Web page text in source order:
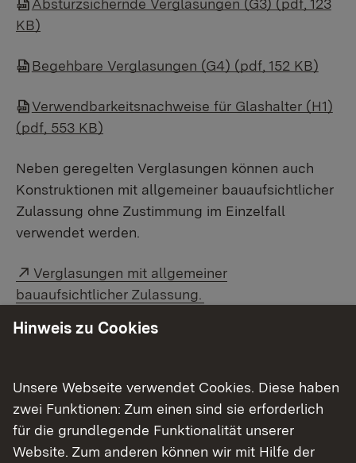
KB)
Begehbare Verglasungen (G4) (pdf, 152 KB)
Verwendbarkeitsnachweise für Glashalter (H1)
(pdf, 553 KB)
Neben geregelten Verglasungen können auch
Konstruktionen mit allgemeiner bauaufsichtlicher
Zulassung ohne Zustimmung im Einzelfall
verwendet werden.
Externer Link:
Verglasungen mit allgemeiner
bauaufsichtlicher Zulassung.
Checkliste Glasbau (pdf, 33 KB)
Hinweis zu Cookies
Unsere Webseite verwendet Cookies. Diese haben
zwei Funktionen: Zum einen sind sie erforderlich
für die grundlegende Funktionalität unserer
Website. Zum anderen können wir mit Hilfe der